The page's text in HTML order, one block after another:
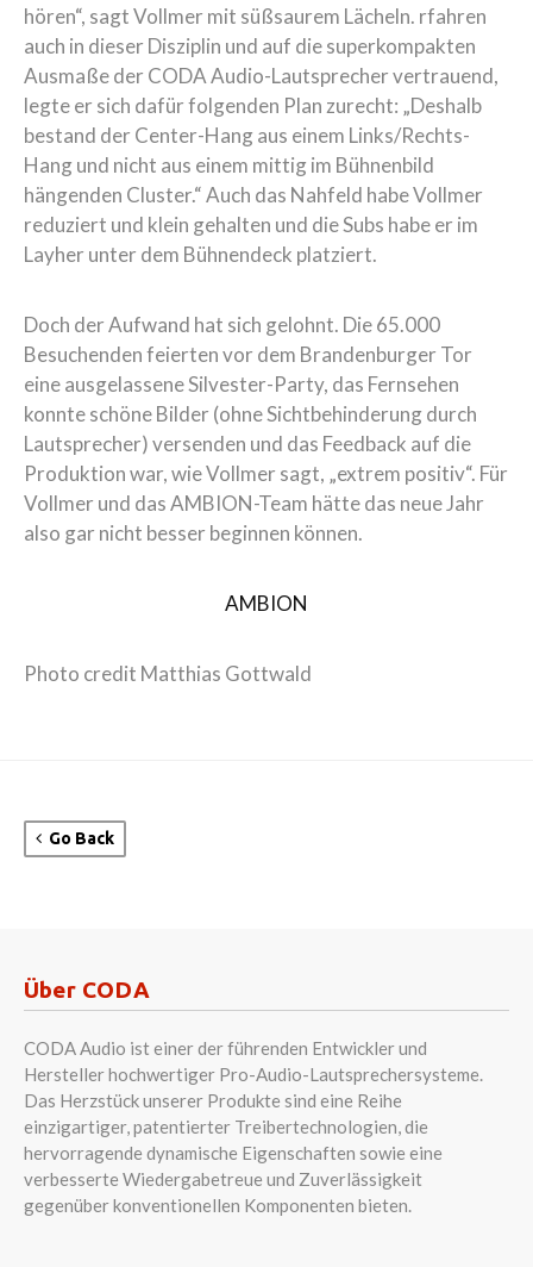
hören“, sagt Vollmer mit süßsaurem Lächeln. rfahren
auch in dieser Disziplin und auf die superkompakten
Ausmaße der CODA Audio-Lautsprecher vertrauend,
legte er sich dafür folgenden Plan zurecht: „Deshalb
bestand der Center-Hang aus einem Links/Rechts-
Hang und nicht aus einem mittig im Bühnenbild
hängenden Cluster.“ Auch das Nahfeld habe Vollmer
reduziert und klein gehalten und die Subs habe er im
Layher unter dem Bühnendeck platziert.
Doch der Aufwand hat sich gelohnt. Die 65.000
Besuchenden feierten vor dem Brandenburger Tor
eine ausgelassene Silvester-Party, das Fernsehen
konnte schöne Bilder (ohne Sichtbehinderung durch
Lautsprecher) versenden und das Feedback auf die
Produktion war, wie Vollmer sagt, „extrem positiv“. Für
Vollmer und das AMBION-Team hätte das neue Jahr
also gar nicht besser beginnen können.
AMBION
Photo credit Matthias Gottwald
Go Back
Über CODA
CODA Audio ist einer der führenden Entwickler und
Hersteller hochwertiger Pro-Audio-Lautsprechersysteme.
Das Herzstück unserer Produkte sind eine Reihe
einzigartiger, patentierter Treibertechnologien, die
hervorragende dynamische Eigenschaften sowie eine
verbesserte Wiedergabetreue und Zuverlässigkeit
gegenüber konventionellen Komponenten bieten.